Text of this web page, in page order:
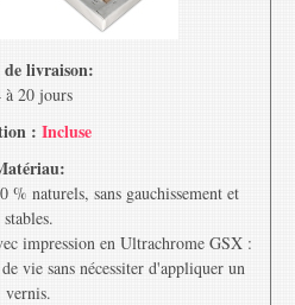
de livraison:
à 20 jours
: Incluse
% naturels, sans gauchissement et
stables.
impression en Ultrachrome GSX :
vie sans nécessiter d'appliquer un
vernis.